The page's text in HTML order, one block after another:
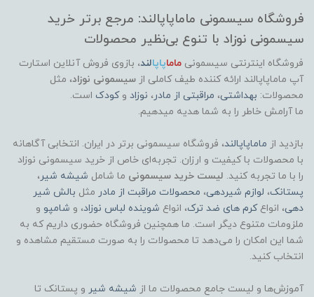
فروشگاه سیسمونی ماماپاپالند: مرجع برتر خرید
سیسمونی نوزاد با تنوع بی‌نظیر محصولات
فروشگاه اینترنتی سیسمونی ماماپاپالند، بازوی فروش آنلاین استارت
آپ ماماپاپالند ارائه کننده طیف کاملی از سیسمونی نوزاد، مثل
محصولات: بهداشتی، مراقبتی از مادر، نوزاد وکودک است.
ما آرامش خاطر را به شما هدیه میدهیم.
بازدید از ماماپاپالند، فروشگاه سیسمونی برتر در ایران. انتخابی آگاهانه
با محصولات با کیفیت و ارزان. تجربه‌ای خاص از خرید سیسمونی نوزاد
را با ما تجربه کنید. لیست خرید سیسمونی ما شامل شیشه شیر،
پستانک، لوازم شیردهی، محصولات مراقبت از مادر مثل بالش شیر
دهی، انواعکرم های ضد ترک، انواع شوینده لباس نوزاد، و شامپو و
ملزومات متنوع دیگر است. ما همچنین فروشگاه حضوری داریم که به
شما این امکان را می‌دهد تا محصولات را به صورت مستقیم مشاهده و
انتخاب کنید.
آموزش‌ها و لیست جامع محصولات ما از شیشه شیر و پستانک تا